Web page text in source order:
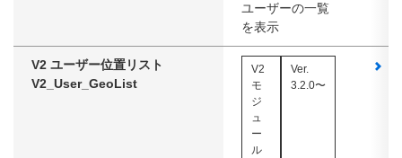
ユーザーの一覧
を表示
V2 ユーザー位置リスト
V2_User_GeoList
V2
モ
ジ
ュ
ー
ル
Ver.
3.2.0〜